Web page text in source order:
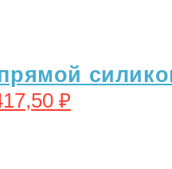
₽